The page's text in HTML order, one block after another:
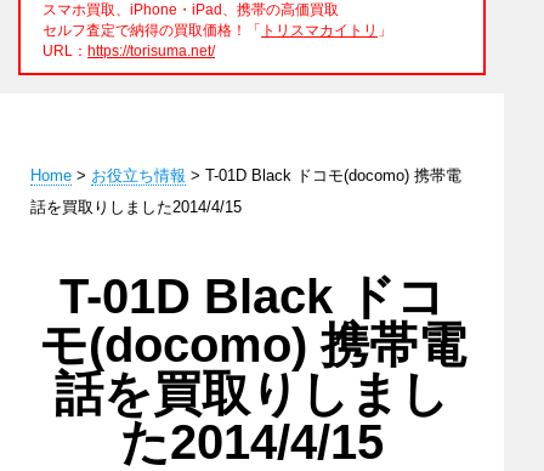
スマホ買取、iPhone・iPad、携帯の高価買取
セルフ査定で納得の買取価格！「 トリスマカイトリ 」
URL： https://torisuma.net/
Home > お役立ち情報 > T-01D Black ドコモ(docomo) 携帯電
話を買取りしました2014/4/15
T-01D Black ドコ
モ(docomo) 携帯電
話を買取りしまし
た2014/4/15